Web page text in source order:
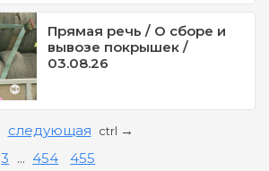
Прямая речь / О сборе и
вывозе покрышек /
03.08.26
следующая ctrl →
3 ... 454 455